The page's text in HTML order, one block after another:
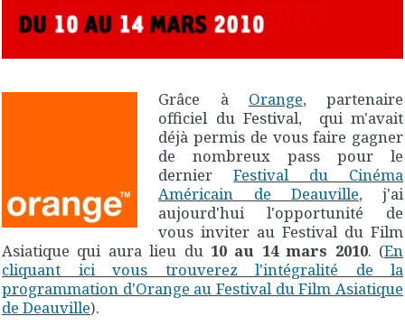
Grâce à Orange, partenaire
officiel du Festival, qui m'avait
déjà permis de vous faire gagner
de nombreux pass pour le
dernierFestival du Cinéma
Américain de Deauville, j'ai
aujourd'hui l'opportunité de
vous inviter au Festival du Film
Asiatique qui aura lieu du 10 au 14 mars 2010. (En
cliquant ici vous trouverez l'intégralité de la
programmation d'Orange au Festival du Film Asiatique
de Deauville).